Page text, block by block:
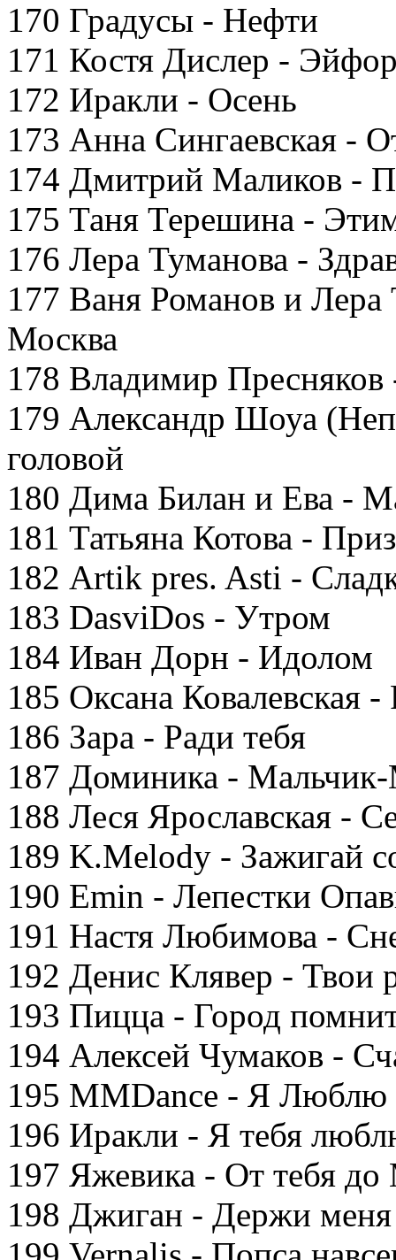
170 Градусы - Нефти
171 Костя Дислер -
172 Иракли - Осень
173 Анна Сингаевская -
174 Дмитрий Маликов -
175 Таня Терешина -
176 Лера Туманова -
177 Ваня Романов и
Москва
178 Владимир
179 Александр Шоуа
головой
180 Дима Билан и Ева -
181 Татьяна Котова -
182 Artik pres. Asti -
183 DasviDos - Утром
184 Иван Дорн - Идолом
185 Оксана Ковалевская -
186 Зара - Ради тебя
187 Доминика -
188 Леся Ярославская -
189 K.Melody - Зажигай
190 Emin - Лепестки
191 Настя Любимова -
192 Денис Клявер - Твои
193 Пицца - Город
194 Алексей Чумаков -
195 MMDance - Я
196 Иракли - Я тебя
197 Яжевика - От тебя
198 Джиган - Держи меня